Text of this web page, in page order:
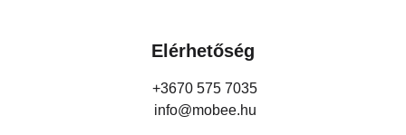
Elérhetőség
+3670 575 7035
info@mobee.hu